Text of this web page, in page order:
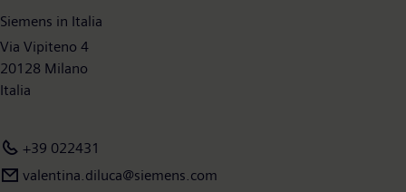
Siemens in Italia
Via Vipiteno 4
20128 Milano
Italia
+39 022431
valentina.diluca@siemens.com